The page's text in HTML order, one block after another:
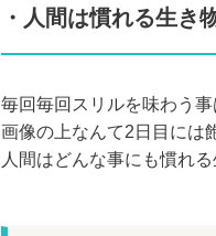
・人間は慣れる生き
毎回毎回スリルを味わう事
画像の上なんて2日目には
人間はどんな事にも慣れる